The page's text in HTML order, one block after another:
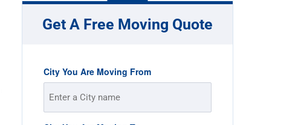
Get A Free Moving Quote
City You Are Moving From